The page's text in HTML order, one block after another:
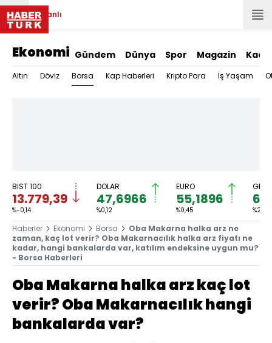
Canlı
Ekonomi Gündem Dünya Spor Magazin
Altın Döviz Borsa Kap Haberleri Kripto Para İş Yaşam
BIST 100
13.779,39
%-0,14
DOLAR
47,6966
%0,12
EURO
55,1896
%0,45 %2,59
Haberler Ekonomi Borsa
Oba Makarna halka arz ne
zaman, kaç lot verir? Oba Makarnacılık halka arz fiyatı ne
kadar, hangi bankalarda var, katılım endeksine uygun mu?
- Borsa Haberleri
Oba Makarna halka arz kaç lot
verir? Oba Makarnacılık hangi
bankalarda var?